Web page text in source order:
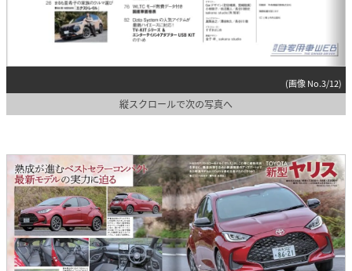
(画像 No.3/12)
縦スクロールで次の写真へ